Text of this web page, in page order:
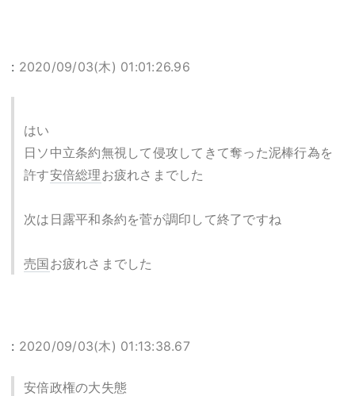
: 2020/09/03(木) 01:01:26.96
はい
日ソ中立条約無視して侵攻してきて奪った泥棒行為を
許す安倍総理お疲れさまでした
次は日露平和条約を菅が調印して終了ですね
売国お疲れさまでした
: 2020/09/03(木) 01:13:38.67
安倍政権の大失態